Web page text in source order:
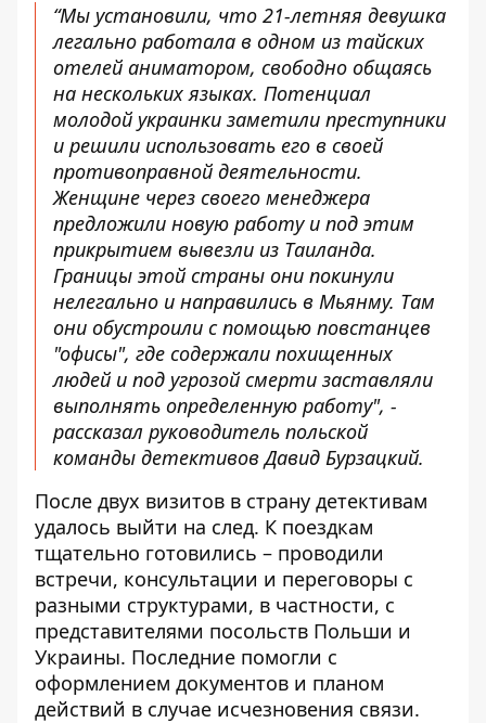
“Мы установили, что 21-летняя девушка
легально работала в одном из тайских
отелей аниматором, свободно общаясь
на нескольких языках. Потенциал
молодой украинки заметили преступники
и решили использовать его в своей
противоправной деятельности.
Женщине через своего менеджера
предложили новую работу и под этим
прикрытием вывезли из Таиланда.
Границы этой страны они покинули
нелегально и направились в Мьянму. Там
они обустроили с помощью повстанцев
"офисы", где содержали похищенных
людей и под угрозой смерти заставляли
выполнять определенную работу", -
рассказал руководитель польской
команды детективов Давид Бурзацкий.
После двух визитов в страну детективам
удалось выйти на след. К поездкам
тщательно готовились – проводили
встречи, консультации и переговоры с
разными структурами, в частности, с
представителями посольств Польши и
Украины. Последние помогли с
оформлением документов и планом
действий в случае исчезновения связи.